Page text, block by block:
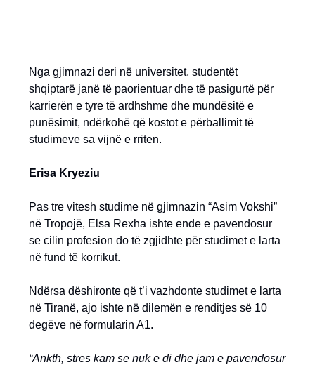
Nga gjimnazi deri në universitet, studentët
shqiptarë janë të paorientuar dhe të pasigurtë për
karrierën e tyre të ardhshme dhe mundësitë e
punësimit, ndërkohë që kostot e përballimit të
studimeve sa vijnë e rriten.
Erisa Kryeziu
Pas tre vitesh studime në gjimnazin “Asim Vokshi”
në Tropojë, Elsa Rexha ishte ende e pavendosur
se cilin profesion do të zgjidhte për studimet e larta
në fund të korrikut.
Ndërsa dëshironte që t’i vazhdonte studimet e larta
në Tiranë, ajo ishte në dilemën e renditjes së 10
degëve në formularin A1.
“Ankth, stres kam se nuk e di dhe jam e pavendosur